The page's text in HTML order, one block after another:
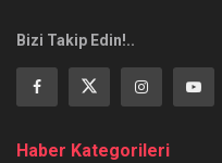
Bizi Takip Edin!..
Haber Kategorileri